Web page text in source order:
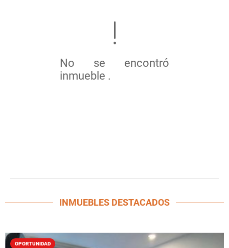
No se encontró
inmueble .
INMUEBLES DESTACADOS
OPORTUNIDAD